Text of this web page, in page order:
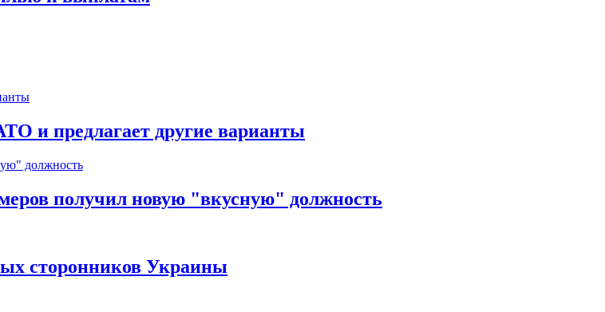
и предлагает другие варианты
получил новую "вкусную" должность
сторонников Украины